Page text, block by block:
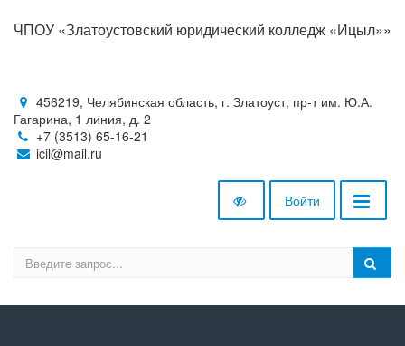
ЧПОУ «Златоустовский юридический колледж «Ицыл»»
456219, Челябинская область, г. Златоуст, пр-т им. Ю.А.
Гагарина, 1 линия, д. 2
+7 (3513) 65-16-21
icil@mail.ru
Войти